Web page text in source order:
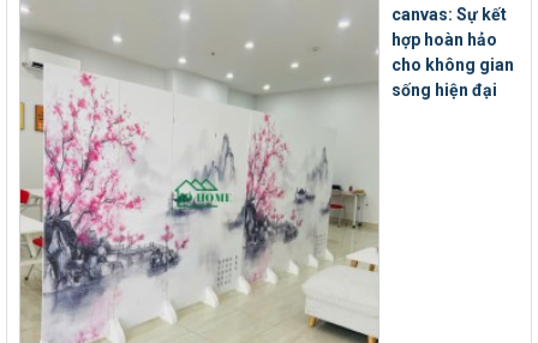
canvas: Sự kết
hợp hoàn hảo
cho không gian
sống hiện đại